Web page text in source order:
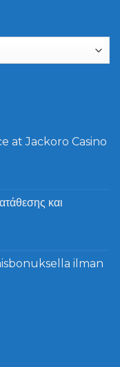
at Jackoro Casino
και
ilman